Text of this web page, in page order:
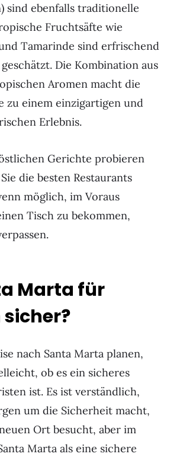
sind ebenfalls traditionelle
Fruchtsäfte wie
Tamarinde sind erfrischend
Die Kombination aus
Aromen macht die
zu einem einzigartigen und
Erlebnis.
Gerichte probieren
die besten Restaurants
möglich, im Voraus
Tisch zu bekommen,
Marta für
nach Santa Marta planen,
ob es ein sicheres
ist. Es ist verständlich,
um die Sicherheit macht,
Ort besucht, aber im
Marta als eine sichere